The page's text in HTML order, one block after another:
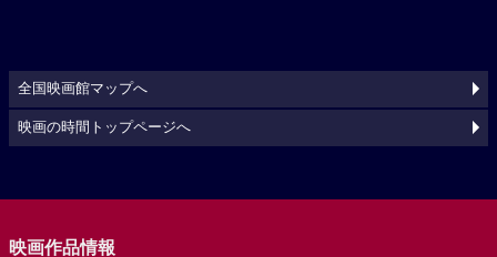
全国映画館マップへ
映画の時間トップページへ
映画作品情報